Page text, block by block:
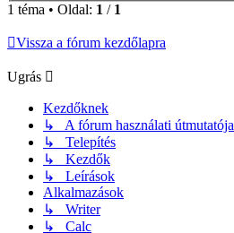
1 téma • Oldal: 1 / 1
Vissza a fórum kezdőlapra
Ugrás
Kezdőknek
↳ A fórum használati útmutatója
↳ Telepítés
↳ Kezdők
↳ Leírások
Alkalmazások
↳ Writer
↳ Calc